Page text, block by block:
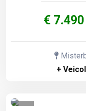
€ 7.490
+